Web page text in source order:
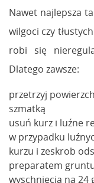
Nawet najlepsza
wilgoci czy
robi się
Dlatego zawsze:
przetrzyj
szmatką
usuń kurz i luźne
w przypadku
kurzu i zeskrob
preparatem
wyschnięcia na 24